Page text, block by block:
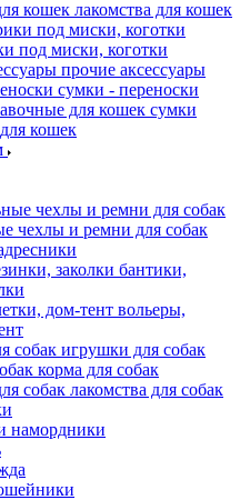
лакомства для кошек
под миски, коготки
прочие аксессуары
сумки - переноски
сумки
кошек
чехлы и ремни для собак
бантики,
вольеры,
игрушки для собак
корма для собак
лакомства для собак
намордники